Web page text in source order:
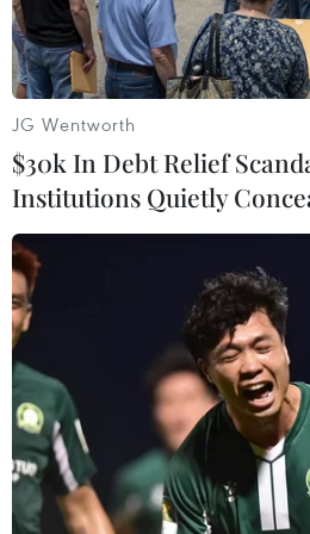
Thủ tướng Malaysia Anwar Ibrahim.
Thủ tướng Malaysia Anwar
trọng tâm của Malaysia
triển kinh tế và thúc đẩy
tập trung vào 3 điểm đặc
JG Wentworth
$30k In Debt Relief
Institutions Quietly